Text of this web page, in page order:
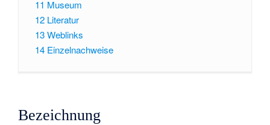
11 Museum
12 Literatur
13Weblinks
14 Einzelnachweise
Bezeichnung